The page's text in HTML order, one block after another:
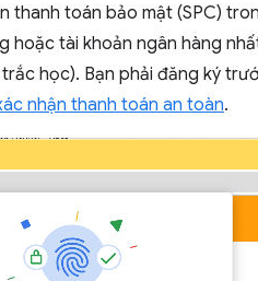
thanh toán bảo mật (SPC)
hoặc tài khoản ngân hàng
học). Bạn phải đăng ký
nhận thanh toán an toàn.